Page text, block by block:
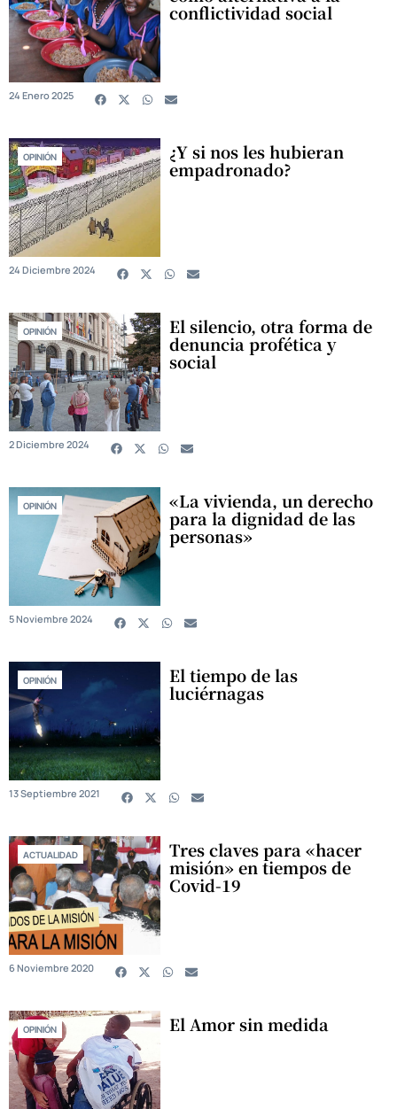
conflictividad social
24 Enero 2025
OPINIÓN ¿Y si nos les hubieran
empadronado?
24 Diciembre 2024
OPINIÓN El silencio, otra forma de
denuncia profética y
social
2 Diciembre 2024
OPINIÓN «La vivienda, un derecho
para la dignidad de las
personas»
5 Noviembre 2024
OPINIÓN El tiempo de las
luciérnagas
13 Septiembre 2021
ACTUALIDAD Tres claves para «hacer
misión» en tiempos de
Covid-19
6 Noviembre 2020
OPINIÓN El Amor sin medida